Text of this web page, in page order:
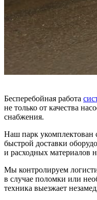
Бесперебойная работа
не только от качества
снабжения.
Наш парк укомплектован
быстрой доставки
и расходных материалов
Мы контролируем
в случае поломки или
техника выезжает